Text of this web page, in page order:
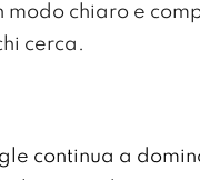
modo chiaro e
cerca.
continua a